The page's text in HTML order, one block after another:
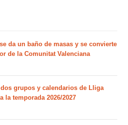
da un baño de masas y se convierte
de la Comunitat Valenciana
grupos y calendarios de Lliga
la temporada 2026/2027